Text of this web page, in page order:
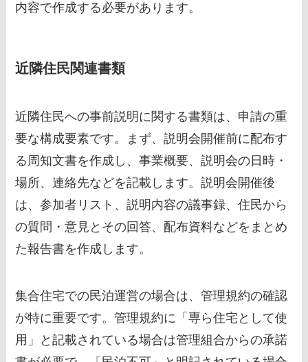
内容で作成する必要があります。
近隣住民関連書類
近隣住民への事前説明に関する書類は、申請の重
要な構成要素です。まず、説明会開催前に配布す
る周知文書を作成し、事業概要、説明会の日時・
場所、連絡先などを記載します。説明会開催後
は、参加者リスト、説明内容の議事録、住民から
の質問・意見とその回答、配布資料などをまとめ
た報告書を作成します。
集合住宅での民泊運営の場合は、管理規約の確認
が特に重要です。管理規約に「専ら住宅として使
用」と記載されている場合は管理組合からの承諾